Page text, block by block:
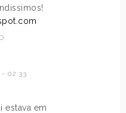
- 02:33
estava em